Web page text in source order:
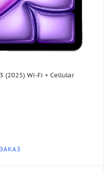
(2025) Wi-Fi + Cellular